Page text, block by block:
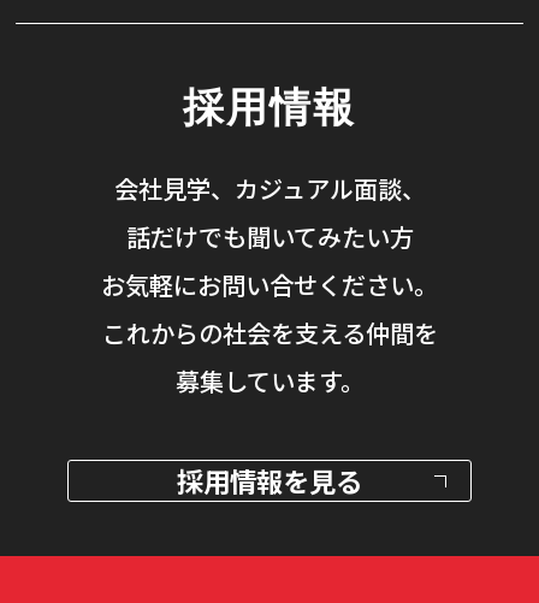
採用情報
会社見学、カジュアル面談、
話だけでも聞いてみたい方
お気軽にお問い合せください。
これからの社会を支える仲間を
募集しています。
採用情報を見る